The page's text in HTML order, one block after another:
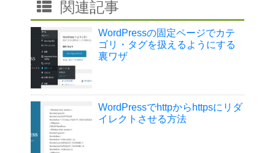
関連記事
WordPressの固定ページでカテ
ゴリ・タグを扱えるようにする
裏ワザ
WordPressでhttpからhttpsにリダ
イレクトさせる方法